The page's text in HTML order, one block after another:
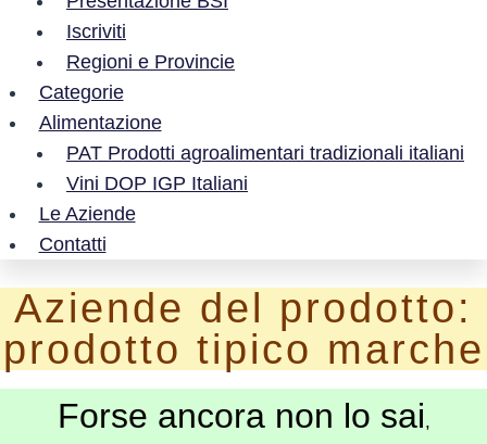
Iscriviti
Regioni e Provincie
Categorie
Alimentazione
PAT Prodotti agroalimentari tradizionali italiani
Vini DOP IGP Italiani
Le Aziende
Contatti
Aziende del prodotto:
prodotto tipico marche
Forse ancora non lo sai,